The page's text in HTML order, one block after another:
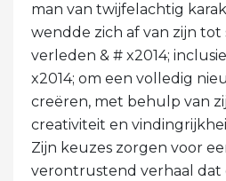
man van twijfelachtig
wendde zich af van zijn tot
verleden & # x2014;
x2014; om een ​​volledig
creëren, met behulp van
creativiteit en
Zijn keuzes zorgen voor
verontrustend verhaal dat